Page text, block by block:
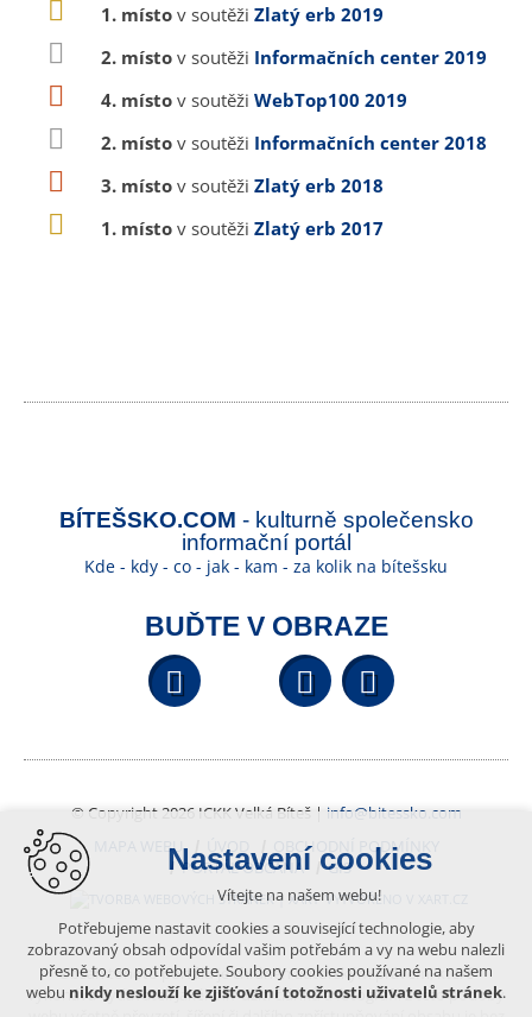
1. místo v soutěži Zlatý erb 2019
2. místo v soutěži Informačních center 2019
4. místo v soutěži WebTop100 2019
2. místo v soutěži Informačních center 2018
3. místo v soutěži Zlatý erb 2018
1. místo v soutěži Zlatý erb 2017
BÍTEŠSKO.COM - kulturně společensko
informační portál
Kde - kdy - co - jak - kam - za kolik na bítešsku
BUĎTE V OBRAZE
Facebook YouTube
© Copyright 2026 ICKK Velká Bíteš | info@bitessko.com
MAPA WEBU
ÚVOD
OBCHODNÍ PODMÍNKY
PORTÁL OBČANA
GIS
VYTVOŘENO V XART.CZ
Obsah tohoto portálu je chráněn autorským právem, které
vykonává vydavatel. Jakékoliv užití článků a fotografií z této podoby
Nastavení cookies
Vítejte na našem webu!
Potřebujeme nastavit cookies a související technologie, aby
zobrazovaný obsah odpovídal vašim potřebám a vy na webu nalezli
přesně to, co potřebujete. Soubory cookies používané na našem
webu nikdy neslouží ke zjišťování totožnosti uživatelů stránek.